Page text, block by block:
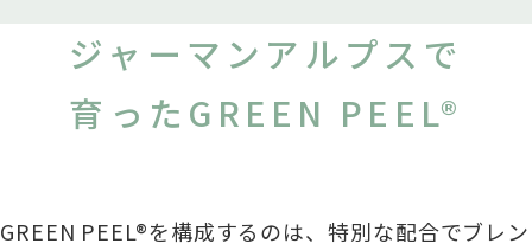
ジャーマンアルプスで
育ったGREEN PEEL®
GREEN PEEL®を構成するのは、特別な配合でブレン